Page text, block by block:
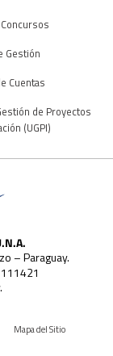
Gestión
Cuentas
de Proyectos
(UGPI)
– Paraguay.
Mapa del Sitio